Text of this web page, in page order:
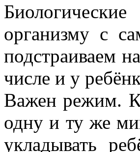
организму с
подстраиваем
числе и у
Важен режим.
одну и ту же
укладывать